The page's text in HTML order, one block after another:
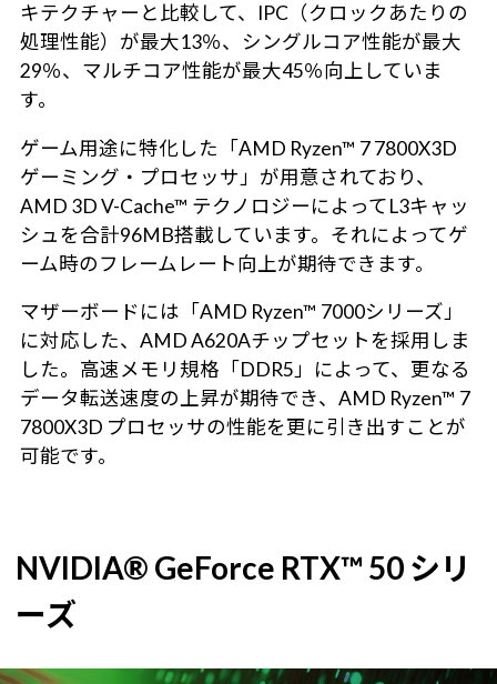
キテクチャーと比較して、IPC（クロックあたりの
処理性能）が最大13％、シングルコア性能が最大
29％、マルチコア性能が最大45％向上していま
す。
ゲーム用途に特化した「AMD Ryzen™ 7 7800X3D
ゲーミング・プロセッサ」が用意されており、
AMD 3D V-Cache™ テクノロジーによってL3キャッ
シュを合計96MB搭載しています。それによってゲ
ーム時のフレームレート向上が期待できます。
マザーボードには「AMD Ryzen™ 7000シリーズ」
に対応した、AMD A620Aチップセットを採用しま
した。高速メモリ規格「DDR5」によって、更なる
データ転送速度の上昇が期待でき、AMD Ryzen™ 7
7800X3D プロセッサの性能を更に引き出すことが
可能です。
NVIDIA® GeForce RTX™ 50 シリ
ーズ